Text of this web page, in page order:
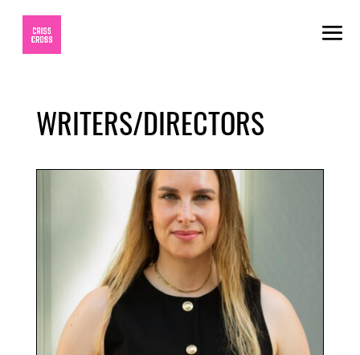
WRITERS/DIRECTORS